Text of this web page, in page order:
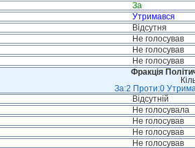
За
Утримався
Відсутня
Не голосував
Не голосував
Не голосував
Фракція
За:2 Проти:0
Відсутній
Не голосувала
Не голосував
Не голосував
Не голосував